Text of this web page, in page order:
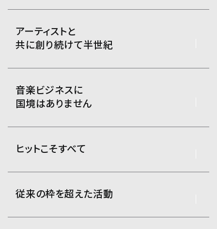
アーティストと
共に創り続けて半世紀
音楽ビジネスに
国境はありません
ヒットこそすべて
従来の枠を超えた活動